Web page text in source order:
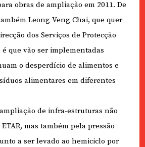
obras de ampliação em 2011. De
Leong Veng Chai, que quer
dos Serviços de Protecção
que vão ser implementadas
o desperdício de alimentos e
alimentares em diferentes
de infra-estruturas não
mas também pela pressão
a ser levado ao hemiciclo por